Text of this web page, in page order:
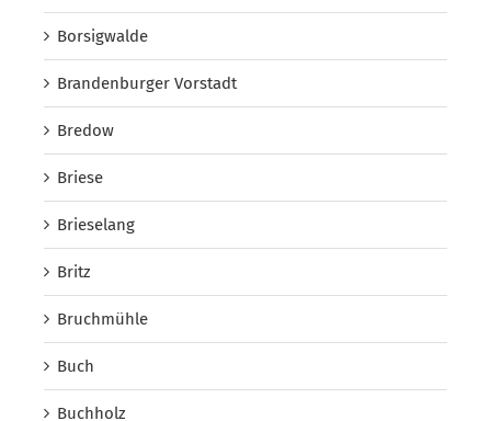
Borsigwalde
Brandenburger Vorstadt
Bredow
Briese
Brieselang
Britz
Bruchmühle
Buch
Buchholz